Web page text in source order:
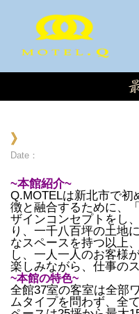
》
Date：
~本館紹介~
Q.MOTELは新北市で
徴と融合するために、
ザインコンセプトをし
り、一千八百坪の土地
なスペースを持つ以上
し、一人一人のお客様
楽しみながら、仕事の
~本館の特色~
全館37室の客室は全部
ムタイプを問わず、全